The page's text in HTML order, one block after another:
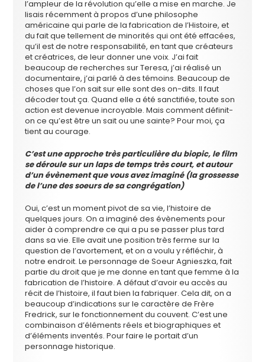
l’ampleur de la révolution qu’elle a mise en marche. Je
lisais récemment à propos d’une philosophe
américaine qui parle de la fabrication de l’Histoire, et
du fait que tellement de minorités qui ont été effacées,
qu’il est de notre responsabilité, en tant que créateurs
et créatrices, de leur donner une voix. J’ai fait
beaucoup de recherches sur Teresa, j’ai réalisé un
documentaire, j’ai parlé à des témoins. Beaucoup de
choses que l’on sait sur elle sont des on-dits. Il faut
décoder tout ça. Quand elle a été sanctifiée, toute son
action est devenue incroyable. Mais comment définit-
on ce qu’est être un sait ou une sainte? Pour moi, ça
tient au courage.
C’est une approche très particulière du biopic, le film
se déroule sur un laps de temps très court, et autour
d’un évènement que vous avez imaginé (la grossesse
de l’une des soeurs de sa congrégation)
Oui, c’est un moment pivot de sa vie, l’histoire de
quelques jours. On a imaginé des évènements pour
aider à comprendre ce qui a pu se passer plus tard
dans sa vie. Elle avait une position très ferme sur la
question de l’avortement, et on a voulu y réfléchir, à
notre endroit. Le personnage de Soeur Agnieszka, fait
partie du droit que je me donne en tant que femme à la
fabrication de l’histoire. A défaut d’avoir eu accès au
récit de l’histoire, il faut bien la fabriquer. Cela dit, on a
beaucoup d’indications sur le caractère de Frère
Fredrick, sur le fonctionnement du couvent. C’est une
combinaison d’éléments réels et biographiques et
d’éléments inventés. Pour faire le portait d’un
personnage historique.